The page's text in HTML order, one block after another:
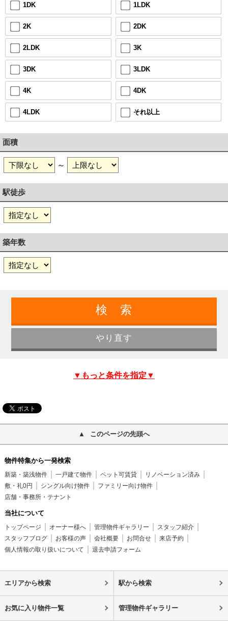
1DK 1LDK
2K 2DK
2LDK 3K
3DK 3LDK
4K 4DK
4LDK それ以上
面積
～
駅徒歩
築年数
▼もっと条件を指定▼
このページの先頭へ
物件特集から一発検索
新築・築浅物件 一戸建て物件 ペット可賃貸
リノベーション済み
敷・礼0円
シングル向け物件
ファミリー向け物件
店舗・事務所・テナント
当社について
トップページ オーナー様へ 管理物件ギャラリー
スタッフ紹介
スタッフブログ
お客様の声 会社概要 お問合せ
来店予約
個人情報の取り扱いについて
退去申請フォーム
エリアから検索 駅から検索
お気に入り物件一覧 管理物件ギャラリー